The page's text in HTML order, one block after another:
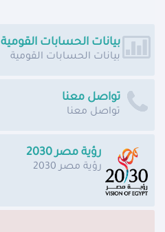
بيانات الحسابات القومية
بيانات الحسابات القومية
تواصل معنا
تواصل معنا
رؤية مصر 2030
رؤية مصر 2030